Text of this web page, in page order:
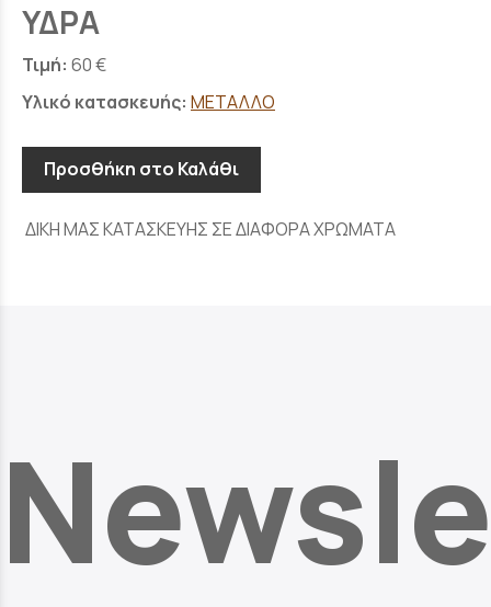
ΥΔΡΑ
Τιμή: 60 €
Υλικό κατασκευής: ΜΕΤΑΛΛΟ
Προσθήκη στο Καλάθι
ΔΙΚΗ ΜΑΣ ΚΑΤΑΣΚΕΥΗΣ ΣΕ ΔΙΑΦΟΡΑ ΧΡΩΜΑΤΑ